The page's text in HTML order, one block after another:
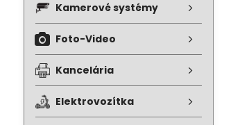
Kamerové systémy
Foto-Video
Kancelária
Elektrovozítka